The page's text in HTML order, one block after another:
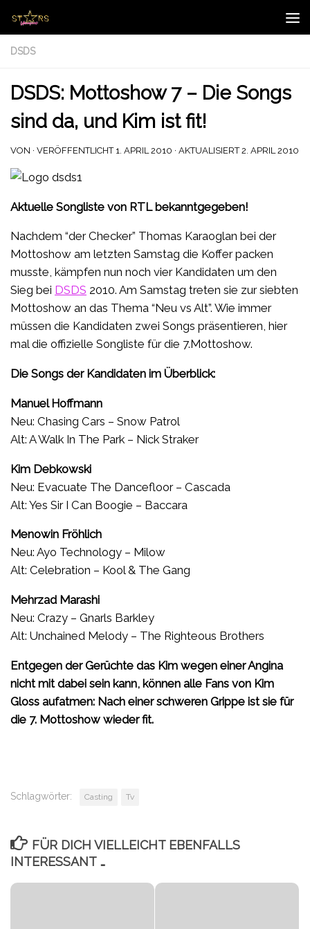
Zum Inhalt springen
DSDS
DSDS: Mottoshow 7 – Die Songs
sind da, und Kim ist fit!
VON · VERÖFFENTLICHT 1. APRIL 2010 · AKTUALISIERT2. APRIL 2010
Aktuelle Songliste von RTL bekanntgegeben!
Nachdem “der Checker” Thomas Karaoglan bei der
Mottoshow am letzten Samstag die Koffer packen
musste, kämpfen nun noch vier Kandidaten um den
Sieg bei DSDS 2010. Am Samstag treten sie zur siebten
Mottoshow an das Thema “Neu vs Alt”. Wie immer
müssen die Kandidaten zwei Songs präsentieren, hier
mal die offizielle Songliste für die 7.Mottoshow.
Die Songs der Kandidaten im Überblick:
Manuel Hoffmann
Neu: Chasing Cars – Snow Patrol
Alt: A Walk In The Park – Nick Straker
Kim Debkowski
Neu: Evacuate The Dancefloor – Cascada
Alt: Yes Sir I Can Boogie – Baccara
Menowin Fröhlich
Neu: Ayo Technology – Milow
Alt: Celebration – Kool & The Gang
Mehrzad Marashi
Neu: Crazy – Gnarls Barkley
Alt: Unchained Melody – The Righteous Brothers
Entgegen der Gerüchte das Kim wegen einer Angina
nicht mit dabei sein kann, können alle Fans von Kim
Gloss aufatmen: Nach einer schweren Grippe ist sie für
die 7. Mottoshow wieder fit.
Schlagwörter: Casting Tv
FÜR DICH VIELLEICHT EBENFALLS
INTERESSANT …